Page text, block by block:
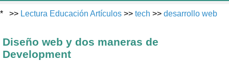
* >> Lectura Educación Artículos >> tech >> desarrollo web
Diseño web y dos maneras de
Development